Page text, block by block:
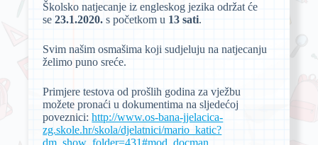
Školsko natjecanje iz engleskog jezika održat će
se23.1.2020. s početkom u 13 sati.
Svim našim osmašima koji sudjeluju na natjecanju
želimo puno sreće.
Primjere testova od prošlih godina za vježbu
možete pronaći u dokumentima na sljedećoj
poveznici:http://www.os-bana-jjelacica-
zg.skole.hr/skola/djelatnici/mario_katic?
dm_show_folder=431#mod_docman